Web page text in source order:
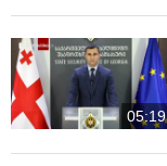
05:19